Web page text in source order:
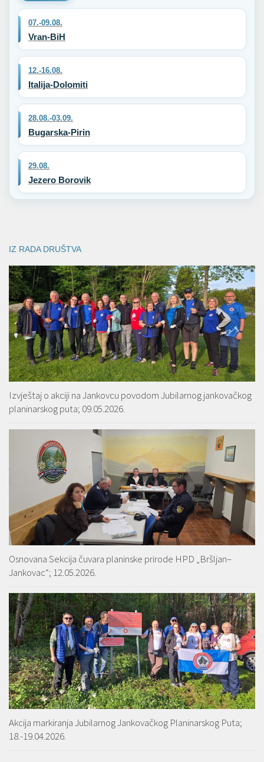
07.-09.08.
Vran-BiH
12.-16.08.
Italija-Dolomiti
28.08.-03.09.
Bugarska-Pirin
29.08.
Jezero Borovik
IZ RADA DRUŠTVA
Izvještaj o akciji na Jankovcu povodom Jubilarnog jankovačkog
planinarskog puta; 09.05.2026.
Osnovana Sekcija čuvara planinske prirode HPD „Bršljan–
Jankovac“; 12.05.2026.
Akcija markiranja Jubilarnog Jankovačkog Planinarskog Puta;
18.-19.04.2026.